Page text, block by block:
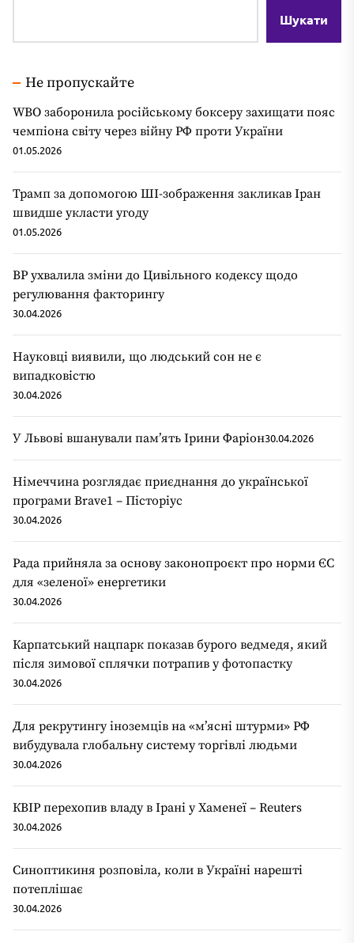
Шукати
Не пропускайте
WBO заборонила російському боксеру захищати пояс
чемпіона світу через війну РФ проти України
01.05.2026
Трамп за допомогою ШІ-зображення закликав Іран
швидше укласти угоду
01.05.2026
ВР ухвалила зміни до Цивільного кодексу щодо
регулювання факторингу
30.04.2026
Науковці виявили, що людський сон не є
випадковістю
30.04.2026
У Львові вшанували пам’ять Ірини Фаріон30.04.2026
Німеччина розглядає приєднання до української
програми Brave1 – Пісторіус
30.04.2026
Рада прийняла за основу законопроєкт про норми ЄС
для «зеленої» енергетики
30.04.2026
Карпатський нацпарк показав бурого ведмедя, який
після зимової сплячки потрапив у фотопастку
30.04.2026
Для рекрутингу іноземців на «мʼясні штурми» РФ
вибудувала глобальну систему торгівлі людьми
30.04.2026
КВІР перехопив владу в Ірані у Хаменеї – Reuters
30.04.2026
Синоптикиня розповіла, коли в Україні нарешті
потеплішає
30.04.2026